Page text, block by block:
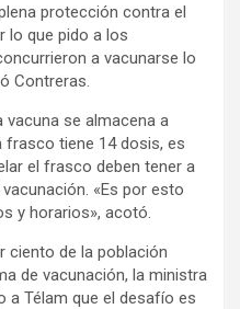
protección contra el
lo que pido a los
a vacunarse lo
Contreras.
vacuna se almacena a
frasco tiene 14 dosis, es
el frasco deben tener a
«Es por esto
y horarios», acotó.
ciento de la población
de vacunación, la ministra
a Télam que el desafío es